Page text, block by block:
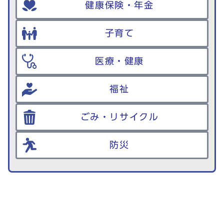
健康保険・年金
子育て
医療・健康
福祉
ごみ・リサイクル
防災